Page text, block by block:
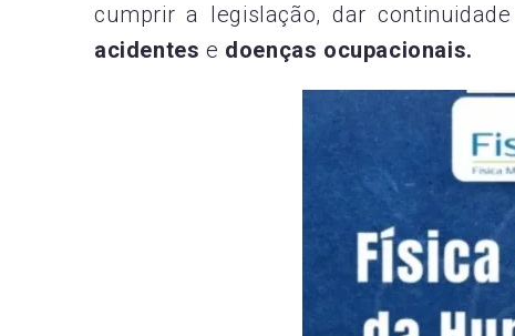
cumprir a legislação, dar
acidentes e doenças ocupacionais.